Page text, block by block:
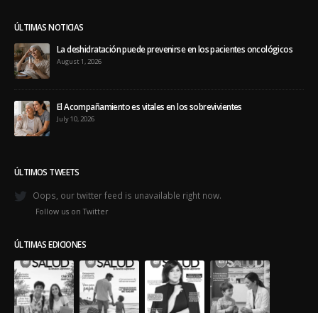
ENSALUD
Visualizamos brindarles el mejor medio escrito y servir de vehículo de
comunicación para la comunidad médica de nuestro país. Contribuir
saludables.
ÚLTIMAS NOTICIAS
El Acompañamiento es vitales en los sobrevivientes
July 10, 2026